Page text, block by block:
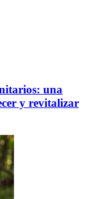
una
y revitalizar